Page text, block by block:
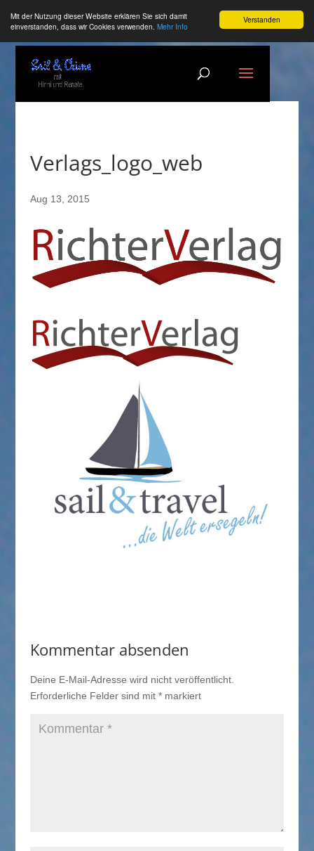
Verstanden
Mit der Nutzung dieser Website erklären Sie sich damit
einverstanden, dass wir Cookies verwenden. Mehr Info
Verlags_logo_web
Aug 13, 2015
Kommentar absenden
Deine E-Mail-Adresse wird nicht veröffentlicht.
Erforderliche Felder sind mit *markiert